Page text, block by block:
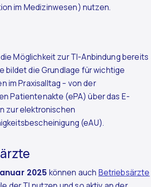
im Medizinwesen) nutzen.
Möglichkeit zur TI-Anbindung bereits
bildet die Grundlage für wichtige
im Praxisalltag – von der
Patientenakte (ePA) über das E-
zur elektronischen
(eAU).
2025 können auch Betriebsärzte